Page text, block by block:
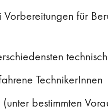
für
TechnikerInnen
bestimmten